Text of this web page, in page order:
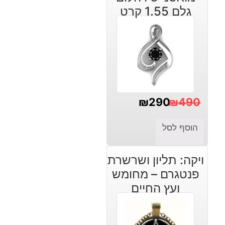
גלם 1.55 קרט
₪490
המקורי
היה:
₪490.
₪290
הנוכחי
הוא:
₪290.
הוסף לסל
ויקה: תליון ושרשרת
פנטגרם – מחומש
ועץ החיים